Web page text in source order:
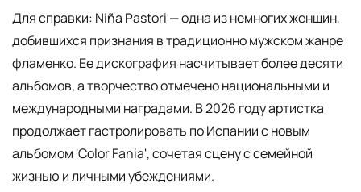
Для справки: Niña Pastori — одна из немногих женщин,
добившихся признания в традиционно мужском жанре
фламенко. Ее дискография насчитывает более десяти
альбомов, а творчество отмечено национальными и
международными наградами. В 2026 году артистка
продолжает гастролировать по Испании с новым
альбомом 'Color Fania', сочетая сцену с семейной
жизнью и личными убеждениями.